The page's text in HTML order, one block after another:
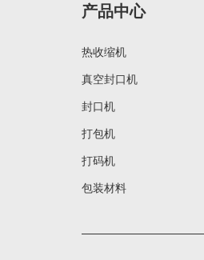
产品中心
热收缩机
真空封口机
封口机
打包机
打码机
包装材料